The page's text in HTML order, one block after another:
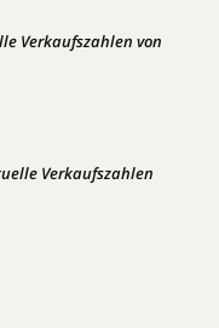
Verkaufszahlen von
Verkaufszahlen